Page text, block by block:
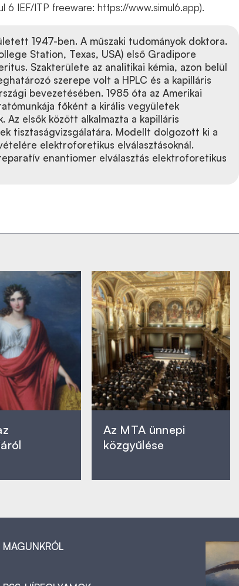
6 IEF/ITP freeware: https://www.simul6.app).
1947-ben. A műszaki tudományok doktora.
Station, Texas, USA) első Gradipore
Szakterülete az analitikai kémia, azon belül
szerepe volt a HPLC és a kapilláris
bevezetésében. 1985 óta az Amerikai
főként a királis vegyületek
Az elsők között alkalmazta a kapilláris
tisztaságvizsgálatára. Modellt dolgozott ki a
elektroforetikus elválasztásoknál.
enantiomer elválasztás elektroforetikus
Az MTA ünnepi
közgyűlése
MAGUNKRÓL